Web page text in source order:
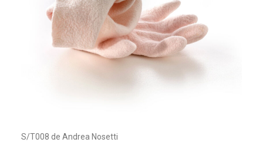
S/T008 de Andrea Nosetti